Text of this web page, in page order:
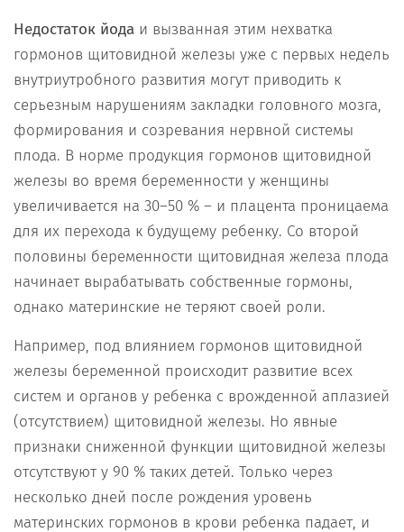
Недостаток йода и вызванная этим нехватка
гормонов щитовидной железы уже с первых недель
внутриутробного развития могут приводить к
серьезным нарушениям закладки головного мозга,
формирования и созревания нервной системы
плода. В норме продукция гормонов щитовидной
железы во время беременности у женщины
увеличивается на 30–50 % – и плацента проницаема
для их перехода к будущему ребенку. Со второй
половины беременности щитовидная железа плода
начинает вырабатывать собственные гормоны,
однако материнские не теряют своей роли.
Например, под влиянием гормонов щитовидной
железы беременной происходит развитие всех
систем и органов у ребенка с врожденной аплазией
(отсутствием) щитовидной железы. Но явные
признаки сниженной функции щитовидной железы
отсутствуют у 90 % таких детей. Только через
несколько дней после рождения уровень
материнских гормонов в крови ребенка падает, и